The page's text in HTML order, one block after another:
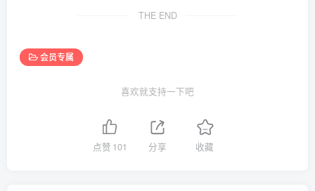
THE END
会员专属
喜欢就支持一下吧
点赞 101 分享 收藏